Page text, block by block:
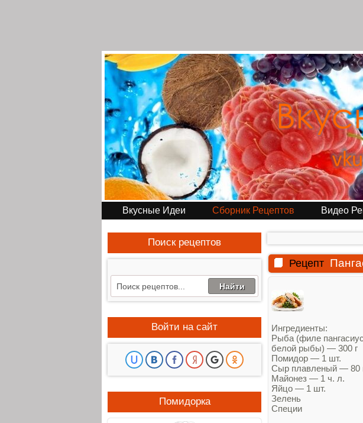
Вкусные Идеи Сборник Рецептов Видео
Рецепт
Ингредиенты:
Рыба (филе
белой рыбы) — 300 г
Помидор — 1 шт.
Сыр плавленый — 80
Майонез — 1 ч. л.
Яйцо — 1 шт.
Зелень
Специи
Поиск рецептов
Войти на сайт
Помидорка